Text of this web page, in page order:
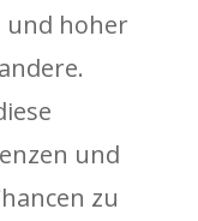
und hoher
und
zu